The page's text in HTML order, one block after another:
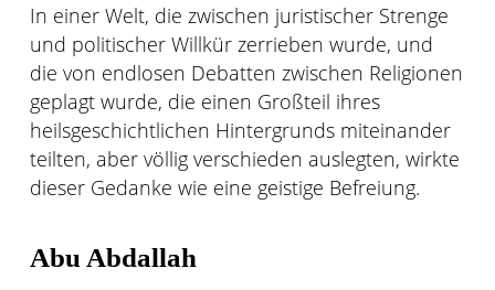
In einer Welt, die zwischen juristischer Strenge
und politischer Willkür zerrieben wurde, und
die von endlosen Debatten zwischen Religionen
geplagt wurde, die einen Großteil ihres
heilsgeschichtlichen Hintergrunds miteinander
teilten, aber völlig verschieden auslegten, wirkte
dieser Gedanke wie eine geistige Befreiung.
Abu Abdallah